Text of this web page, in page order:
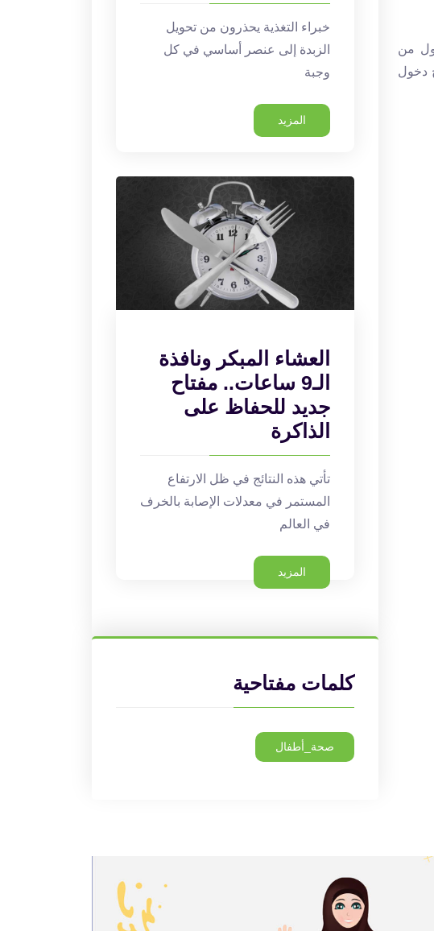
من
دخول
خبراء التغذية يحذرون من تحويل
الزبدة إلى عنصر أساسي في كل
وجبة
المزيد
العشاء المبكر ونافذة
الـ9 ساعات.. مفتاح
جديد للحفاظ على
الذاكرة
تأتي هذه النتائج في ظل الارتفاع
المستمر في معدلات الإصابة بالخرف
في العالم
المزيد
كلمات مفتاحية
صحة_أطفال